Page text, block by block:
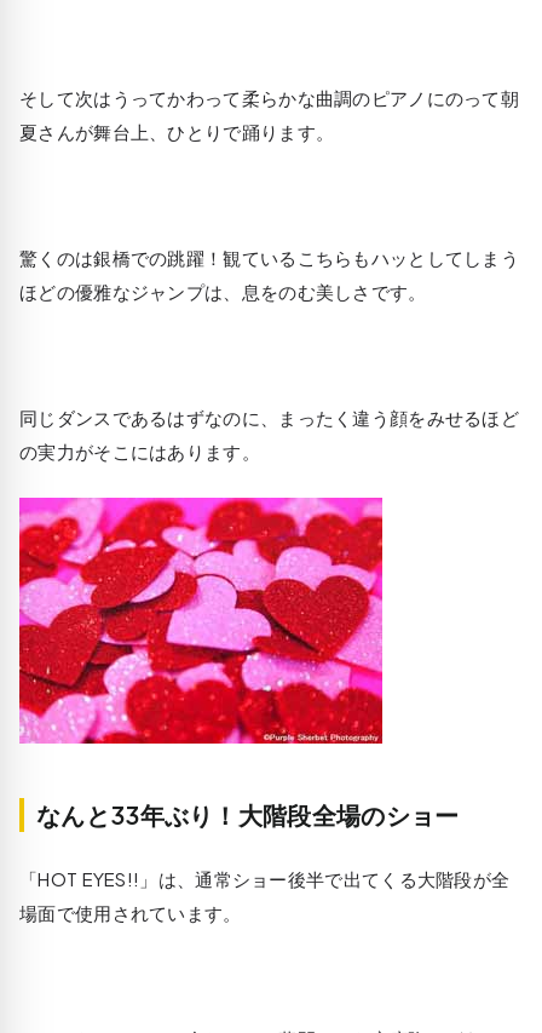
そして次はうってかわって柔らかな曲調のピアノにのって朝
夏さんが舞台上、ひとりで踊ります。
驚くのは銀橋での跳躍！観ているこちらもハッとしてしまう
ほどの優雅なジャンプは、息をのむ美しさです。
同じダンスであるはずなのに、まったく違う顔をみせるほど
の実力がそこにはあります。
なんと33年ぶり！大階段全場のショー
「HOT EYES!!」は、通常ショー後半で出てくる大階段が全
場面で使用されています。